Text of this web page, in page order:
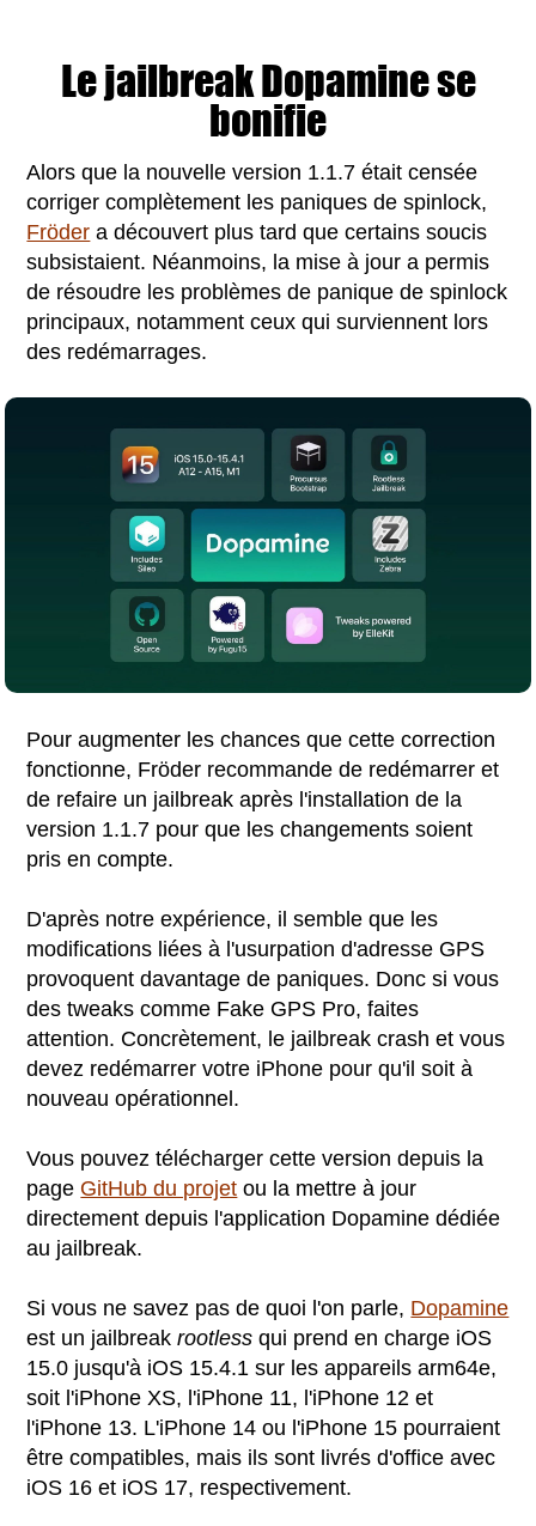
Le jailbreak Dopamine se
bonifie
Alors que la nouvelle version 1.1.7 était censée
corriger complètement les paniques de spinlock,
Fröder a découvert plus tard que certains soucis
subsistaient. Néanmoins, la mise à jour a permis
de résoudre les problèmes de panique de spinlock
principaux, notamment ceux qui surviennent lors
des redémarrages.
Pour augmenter les chances que cette correction
fonctionne, Fröder recommande de redémarrer et
de refaire un jailbreak après l'installation de la
version 1.1.7 pour que les changements soient
pris en compte.
D'après notre expérience, il semble que les
modifications liées à l'usurpation d'adresse GPS
provoquent davantage de paniques. Donc si vous
des tweaks comme Fake GPS Pro, faites
attention. Concrètement, le jailbreak crash et vous
devez redémarrer votre iPhone pour qu'il soit à
nouveau opérationnel.
Vous pouvez télécharger cette version depuis la
page GitHub du projet ou la mettre à jour
directement depuis l'application Dopamine dédiée
au jailbreak.
Si vous ne savez pas de quoi l'on parle, Dopamine
est un jailbreakrootless qui prend en charge iOS
15.0 jusqu'à iOS 15.4.1 sur les appareils arm64e,
soit l'iPhone XS, l'iPhone 11, l'iPhone 12 et
l'iPhone 13. L'iPhone 14 ou l'iPhone 15 pourraient
être compatibles, mais ils sont livrés d'office avec
iOS 16 et iOS 17, respectivement.